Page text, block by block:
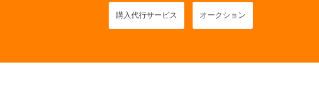
購入代行サービス オークション